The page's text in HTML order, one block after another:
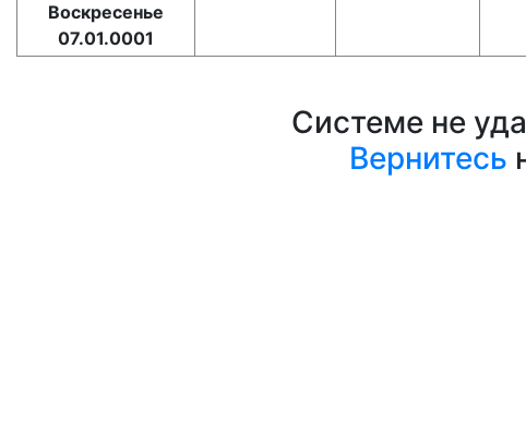
Воскресенье
07.01.0001
Системе не
Вернитесь